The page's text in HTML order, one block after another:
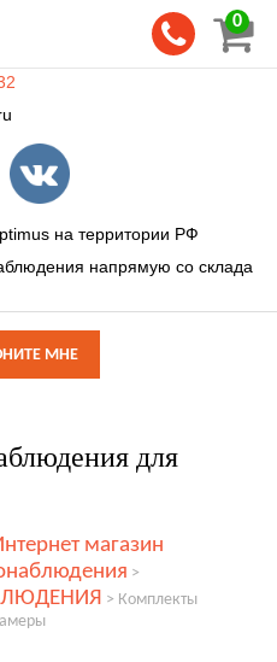
0
на территории РФ
напрямую со склада
МНЕ
для
магазин
>
> Комплекты